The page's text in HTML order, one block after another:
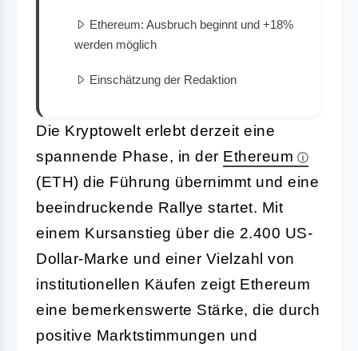
Ethereum: Ausbruch beginnt und +18%
werden möglich
Einschätzung der Redaktion
Die Kryptowelt erlebt derzeit eine
spannende Phase, in der Ethereum
(ETH) die Führung übernimmt und eine
beeindruckende Rallye startet. Mit
einem Kursanstieg über die 2.400 US-
Dollar-Marke und einer Vielzahl von
institutionellen Käufen zeigt Ethereum
eine bemerkenswerte Stärke, die durch
positive Marktstimmungen und